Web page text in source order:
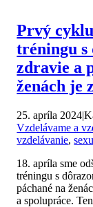
Prvý
tréningu s
zdravie a
ženách je
25. apríla 2024|
Vzdelávame a
vzdelávanie,
18. apríla sme
tréningu s
páchané na
a spolupráce.